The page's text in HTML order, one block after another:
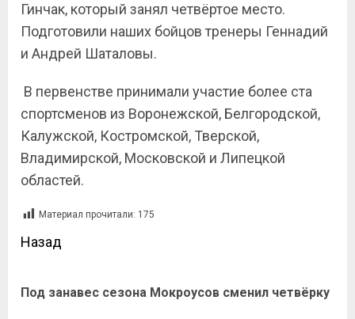
Гинчак, который занял четвёртое место.
Подготовили наших бойцов тренеры Геннадий
и Андрей Шаталовы.
В первенстве принимали участие более ста
спортсменов из Воронежской, Белгородской,
Калужской, Костромской, Тверской,
Владимирской, Московской и Липецкой
областей.
Материал прочитали: 175
Назад
Под занавес сезона Мокроусов сменил четвёрку